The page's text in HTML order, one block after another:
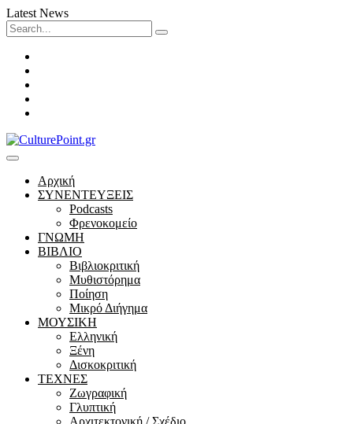
Latest News
Search
for:
Αρχική
ΣΥΝΕΝΤΕΥΞΕΙΣ
Podcasts
Φρενοκομείο
ΓΝΩΜΗ
ΒΙΒΛΙΟ
Βιβλιοκριτική
Μυθιστόρημα
Ποίηση
Μικρό Διήγημα
ΜΟΥΣΙΚΗ
Ελληνική
Ξένη
Δισκοκριτική
ΤΕΧΝΕΣ
Ζωγραφική
Γλυπτική
Αρχιτεκτονική / Σχέδιο